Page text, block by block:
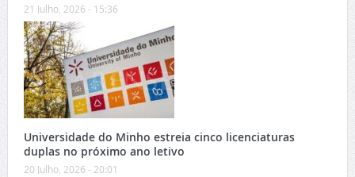
21 Julho, 2026 - 15:36
Universidade do Minho estreia cinco licenciaturas
duplas no próximo ano letivo
20 Julho, 2026 - 20:01